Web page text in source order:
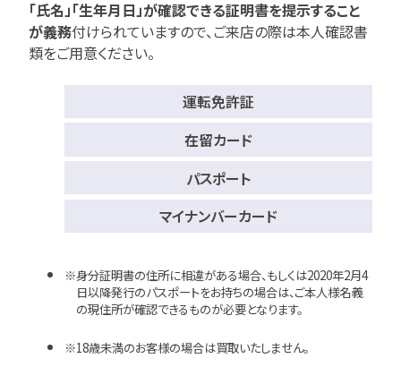
「氏名」「生年月日」が確認できる証明書を提示すること
が義務付けられていますので、ご来店の際は本人確認書
類をご用意ください。
運転免許証
在留カード
パスポート
マイナンバーカード
身分証明書の住所に相違がある場合、もしくは2020年2月4
日以降発行のパスポートをお持ちの場合は、ご本人様名義
の現住所が確認できるものが必要となります。
18歳未満のお客様の場合は買取いたしません。